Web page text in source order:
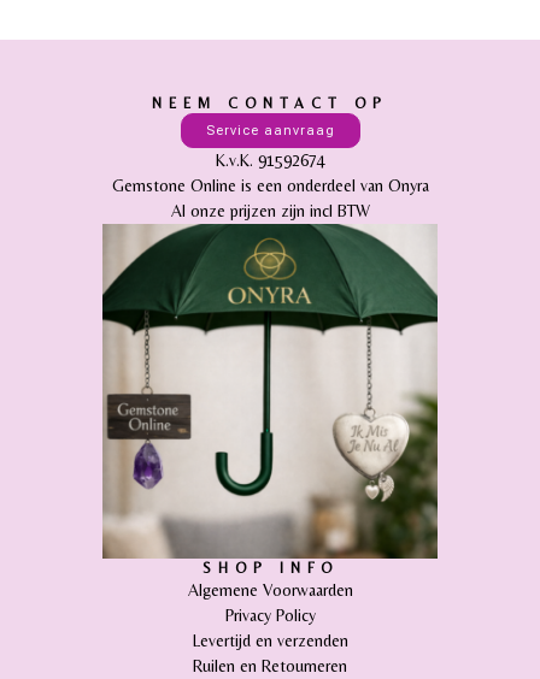
NEEM CONTACT OP
Service aanvraag
K.v.K. 91592674
Gemstone Online is een onderdeel van Onyra
Al onze prijzen zijn incl BTW
SHOP INFO
Algemene Voorwaarden
Privacy Policy
Levertijd en verzenden
Ruilen en Retourneren